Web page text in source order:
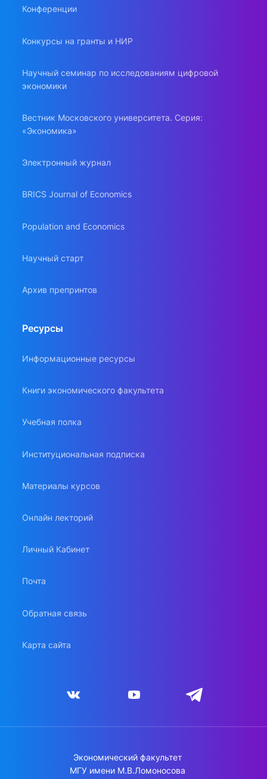
Конференции
Конкурсы на гранты и НИР
Научный семинар по исследованиям цифровой
экономики
Вестник Московского университета. Серия:
«Экономика»
Электронный журнал
BRICS Journal of Economics
Population and Economics
Научный старт
Архив препринтов
Ресурсы
Информационные ресурсы
Книги экономического факультета
Учебная полка
Институциональная подписка
Материалы курсов
Онлайн лекторий
Личный Кабинет
Почта
Обратная связь
Карта сайта
Экономический факультет
МГУ имени М.В.Ломоносова